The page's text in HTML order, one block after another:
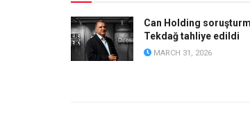
Can Holding
Tekdağ tahliye edildi
MARCH 31, 2026